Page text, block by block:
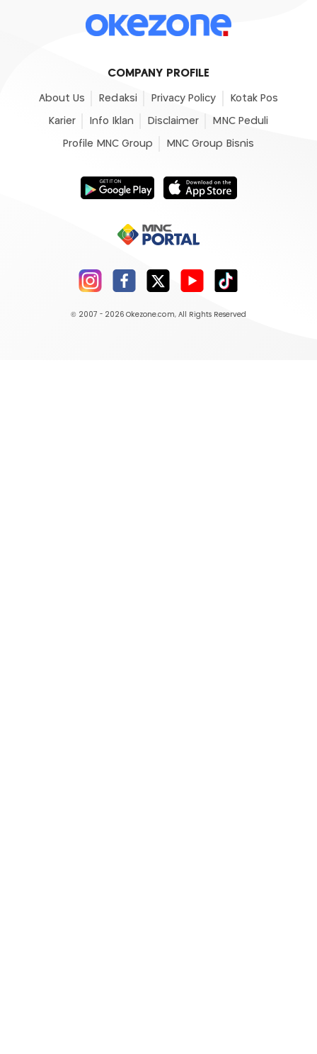
COMPANY PROFILE
About Us Redaksi Privacy Policy Kotak Pos
Karier Info Iklan Disclaimer MNC Peduli
Profile MNC Group MNC Group Bisnis
© 2007 - 2026 Okezone.com, All Rights Reserved